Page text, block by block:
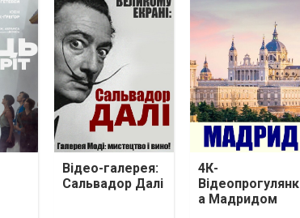
Відео-галерея:
Сальвадор Далі
4К-
Відеопрогулянк
а Мадридом